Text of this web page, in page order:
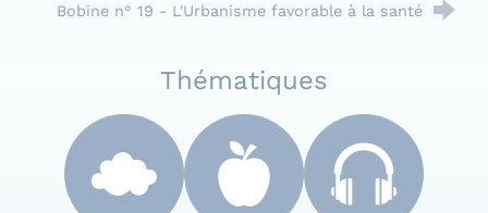
Bobine n° 19 - L'Urbanisme favorable à la santé
Thématiques